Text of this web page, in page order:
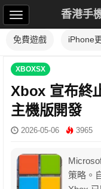
香港手
免費遊戲 iPhone
XBOXSX
Xbox 宣布終
主機版開發
2026-05-06 3965
策略。